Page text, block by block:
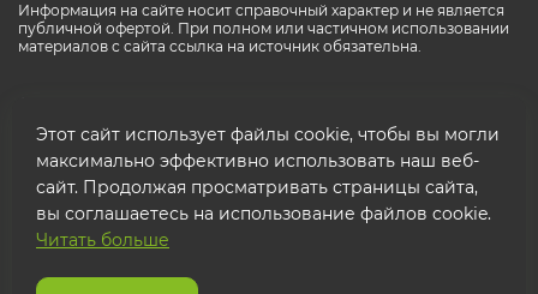
Информация на сайте носит справочный характер и не является
публичной офертой. При полном или частичном использовании
материалов с сайта ссылка на источник обязательна.
© 2026 ООО "ФТК РОСТР"
Защита персональных данных
Этот сайт использует файлы cookie, чтобы вы могли
максимально эффективно использовать наш веб-
сайт. Продолжая просматривать страницы сайта,
вы соглашаетесь на использование файлов cookie.
Читать больше